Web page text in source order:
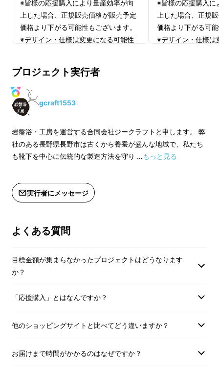
ワー
岩盤浴に使用される鉱石では マイナスイオン放
る良質な「北海道産 ブラックシリカ」
ス。
る負の電荷を帯びた分子を指します。
※皆様の応援購入により量産効率が向
上した場合、正規販売価格が販売予定
価格より下がる可能性もございます。
※デザイン・仕様は変更になる可能性
製造工程上の都合等により出荷時期が
遅れる場合があります。
※皆様の応援購入に
上した場合、正規
価格より下がる可
※デザイン・仕様は
プロジェクト実行者
gcraft1553
岩盤浴・工房を運営する合同会社ジークラフトと申します。 弊
社のある長野県長野市は古くから養蚕が盛んな地域で、私たち
も靴下を中心に伝統的な製造方法を守り …もっと見る
実行者にメッセージ
よくある質問
目標金額が集まらなかったプロジェクトはどうなります
か？
「応援購入」とはなんですか？
他のショッピングサイトと比べてどう違いますか？
お届けまで時間がかかるのはなぜですか？